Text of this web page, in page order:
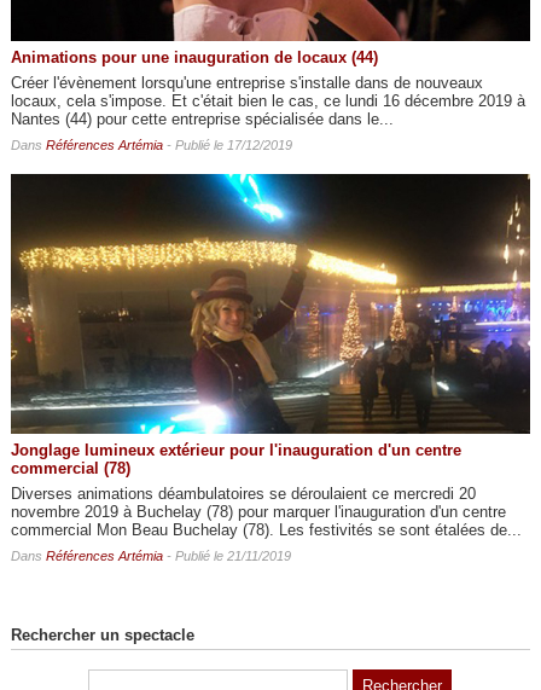
Animations pour une inauguration de locaux (44)
Créer l'évènement lorsqu'une entreprise s'installe dans de nouveaux
locaux, cela s'impose. Et c'était bien le cas, ce lundi 16 décembre 2019 à
Nantes (44) pour cette entreprise spécialisée dans le...
Dans Références Artémia- Publié le 17/12/2019
Jonglage lumineux extérieur pour l'inauguration d'un centre
commercial (78)
Diverses animations déambulatoires se déroulaient ce mercredi 20
novembre 2019 à Buchelay (78) pour marquer l'inauguration d'un centre
commercial Mon Beau Buchelay (78). Les festivités se sont étalées de...
Dans Références Artémia- Publié le 21/11/2019
Rechercher un spectacle